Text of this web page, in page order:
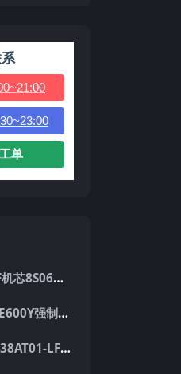
单
创维50E680F机芯8S06强制升级刷机包
创维8S03-47E600Y强制升级软件刷机电视固件包
TCL电视V8-S38AT01-LF1V123版本强刷电视固件包下载